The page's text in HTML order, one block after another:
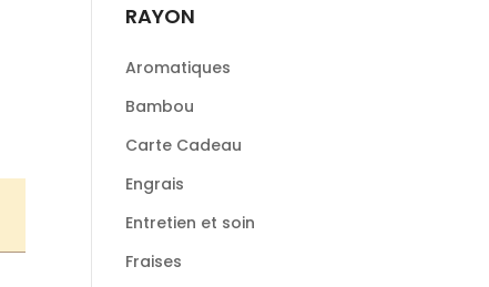
RAYON
Aromatiques
Bambou
Carte Cadeau
Engrais
Entretien et soin
Fraises